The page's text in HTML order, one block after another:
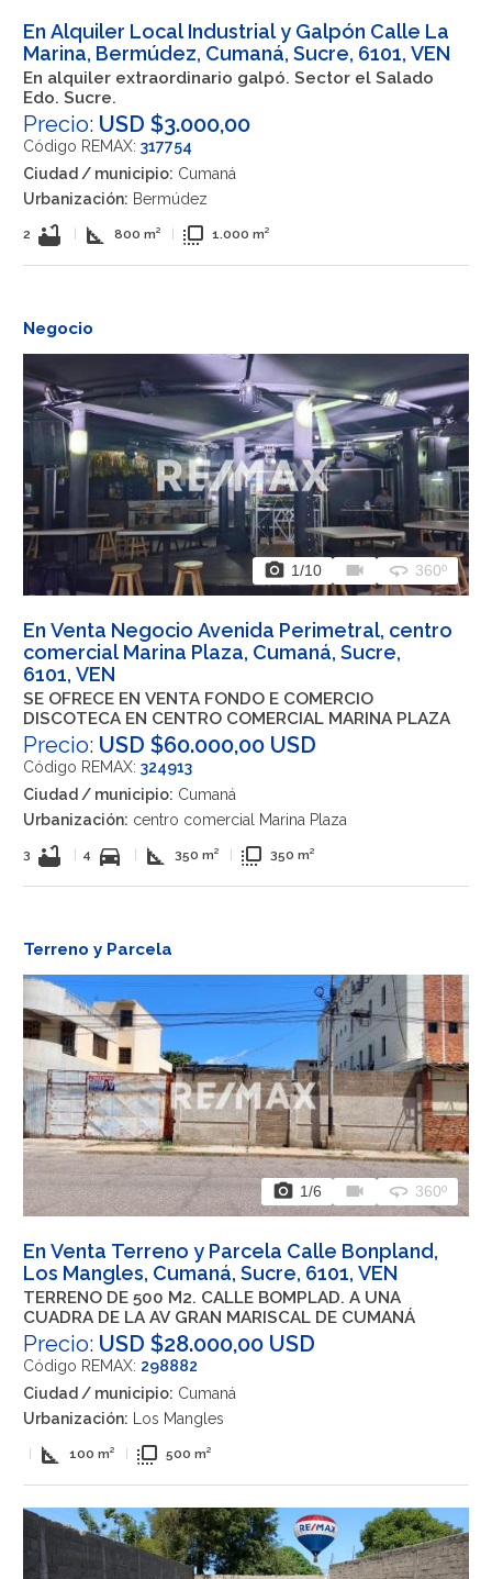
En Alquiler Local Industrial y Galpón Calle La
Marina, Bermúdez, Cumaná, Sucre, 6101, VEN
En alquiler extraordinario galpó. Sector el Salado
Edo. Sucre.
Precio: USD $3.000,00
Código REMAX: 317754
Ciudad / municipio: Cumaná
Urbanización: Bermúdez
2 bathtub square_foot 800 m² flip_to_front 1.000 m²
Negocio
photo_camera 1/10 videocam 360 360º
En Venta Negocio Avenida Perimetral, centro
comercial Marina Plaza, Cumaná, Sucre,
6101, VEN
SE OFRECE EN VENTA FONDO E COMERCIO
DISCOTECA EN CENTRO COMERCIAL MARINA PLAZA
Precio: USD $60.000,00 USD
Código REMAX: 324913
Ciudad / municipio: Cumaná
Urbanización: centro comercial Marina Plaza
3 bathtub 4 directions_car square_foot 350 m² flip_to_front 350 m²
Terreno y Parcela
photo_camera 1/6 videocam 360 360º
En Venta Terreno y Parcela Calle Bonpland,
Los Mangles, Cumaná, Sucre, 6101, VEN
TERRENO DE 500 M2. CALLE BOMPLAD. A UNA
CUADRA DE LA AV GRAN MARISCAL DE CUMANÁ
Precio: USD $28.000,00 USD
Código REMAX: 298882
Ciudad / municipio: Cumaná
Urbanización: Los Mangles
square_foot 100 m² flip_to_front 500 m²